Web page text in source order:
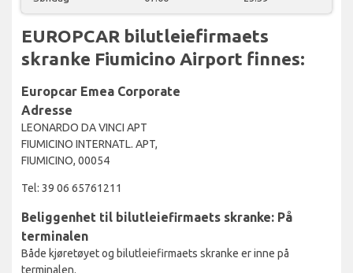
EUROPCAR bilutleiefirmaets
skranke Fiumicino Airport finnes:
Europcar Emea Corporate
Adresse
LEONARDO DA VINCI APT
FIUMICINO INTERNATL. APT,
FIUMICINO, 00054
Tel: 39 06 65761211
Beliggenhet til bilutleiefirmaets skranke: På
terminalen
Både kjøretøyet og bilutleiefirmaets skranke er inne på
terminalen.